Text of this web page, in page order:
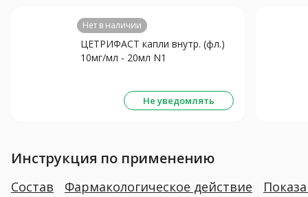
Нет в наличии
ЦЕТРИФАСТ капли внутр. (фл.)
10мг/мл - 20мл N1
Не уведомлять
Инструкция по применению
Состав Фармакологическое действие